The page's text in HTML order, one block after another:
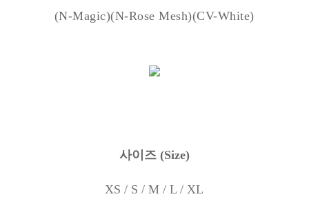
(N-Magic)(N-Rose Mesh)(CV-White)
사이즈 (Size)
XS / S / M / L / XL